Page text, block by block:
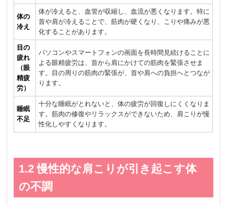
体の
冷え
体が冷えると、血管が収縮し、血流が悪くなります。特に
首や肩が冷えることで、筋肉が硬くなり、こりや痛みが悪
化することがあります。
目の
疲れ
（眼
精疲
労）
パソコンやスマートフォンの画面を長時間見続けることに
よる眼精疲労は、首から肩にかけての筋肉を緊張させま
す。目の周りの筋肉の緊張が、首や肩への負担へとつなが
ります。
睡眠
不足
十分な睡眠がとれないと、体の疲労が回復しにくくなりま
す。筋肉の修復やリラックスができないため、肩こりが慢
性化しやすくなります。
1.2 慢性的な肩こりが引き起こす体
の不調